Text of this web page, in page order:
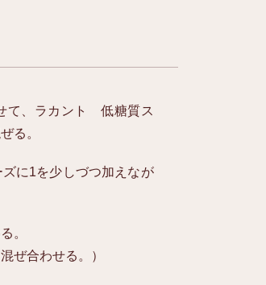
て、ラカント 低糖質ス
る。
に1を少しづつ加えなが
。
ぜ合わせる。）